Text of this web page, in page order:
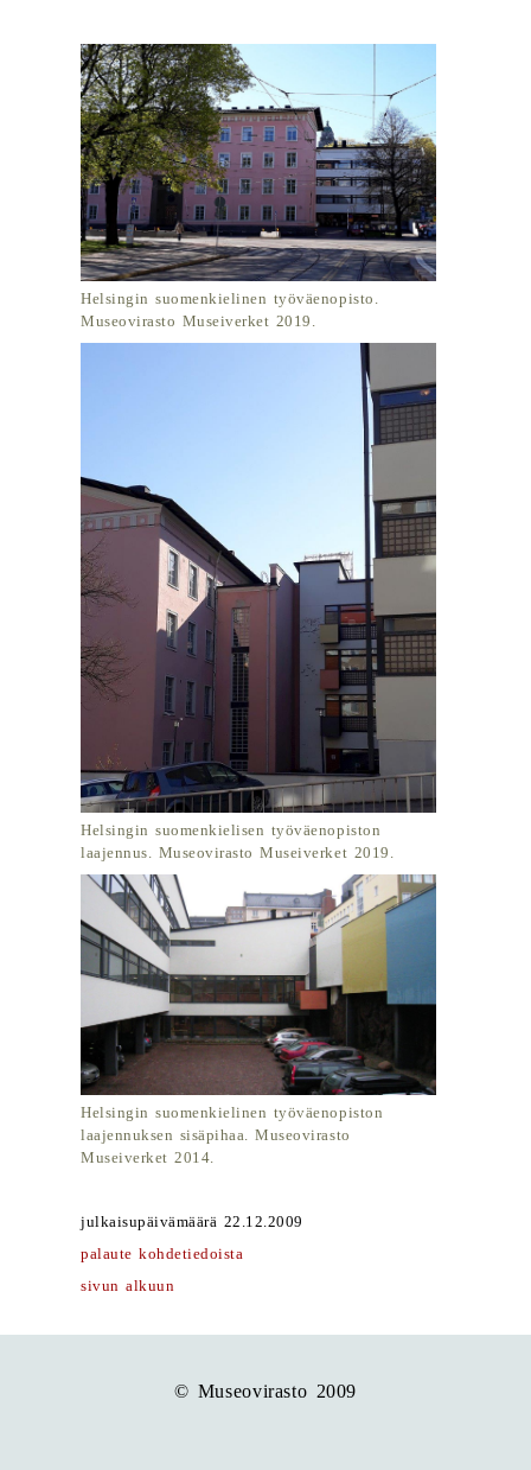
Helsingin suomenkielinen työväenopisto.
Museovirasto Museiverket 2019.
Helsingin suomenkielisen työväenopiston
laajennus. Museovirasto Museiverket 2019.
Helsingin suomenkielinen työväenopiston
laajennuksen sisäpihaa. Museovirasto
Museiverket 2014.
julkaisupäivämäärä 22.12.2009
palaute kohdetiedoista
sivun alkuun
© Museovirasto 2009